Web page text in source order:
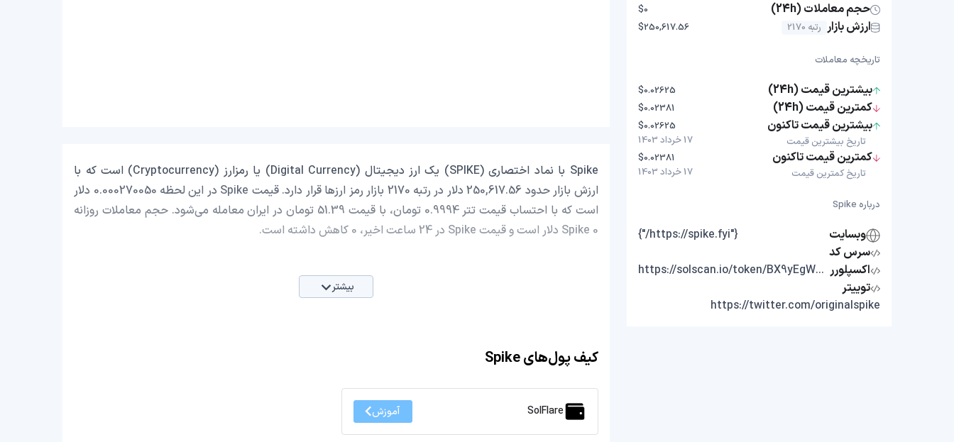
حجم معاملات (24h) $0
ارزش بازار رتبه 2170 $250,617.56
تاریخچه معاملات
بیشترین قیمت (24h) $0.02625
کمترین قیمت (24h) $0.02381
بیشترین قیمت تاکنون
تاریخ بیشترین قیمت
$0.02625
17 خرداد 1403
کمترین قیمت تاکنون
تاریخ کمترین قیمت
$0.02381
17 خرداد 1403
درباره Spike
وبسایت
{"https://spike.fyi/"}
سرس کد
اکسپلورر https://solscan.io/token/BX9yEgW8WkoWV8SvqTMMCynkQWreRTJ9ZS81dRXYnnR9
توییتر
https://twitter.com/originalspike
Spike با نماد اختصاری (SPIKE) یک ارز دیجیتال (Digital Currency) یا رمزارز (Cryptocurrency) است که با
ارزش بازار حدود 250,617.56 دلار در رتبه 2170 بازار رمز ارزها قرار دارد. قیمت Spike در این لحظه 0.000270050 دلار
است که با احتساب قیمت تتر 0.9994 تومان، با قیمت 51.39 تومان در ایران معامله می‌شود. حجم معاملات روزانه
Spike 0 دلار است و قیمت Spike در 24 ساعت اخیر، 0 کاهش داشته است.
بیشتر
کیف پول‌های Spike
SolFlare آموزش